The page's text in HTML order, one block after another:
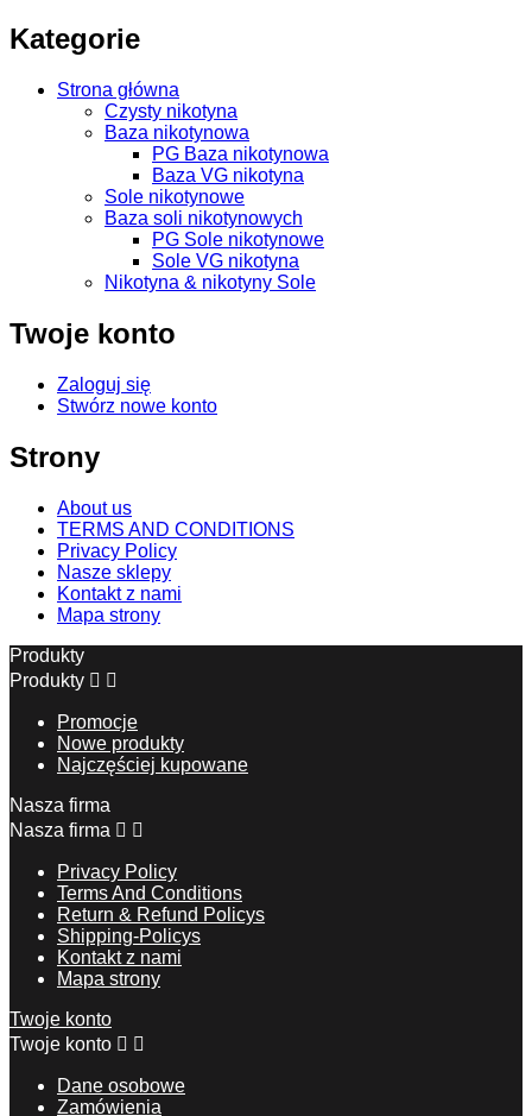
Kategorie
Strona główna
Czysty nikotyna
Baza nikotynowa
PG Baza nikotynowa
Baza VG nikotyna
Sole nikotynowe
Baza soli nikotynowych
PG Sole nikotynowe
Sole VG nikotyna
Nikotyna & nikotyny Sole
Twoje konto
Zaloguj się
Stwórz nowe konto
Strony
About us
TERMS AND CONDITIONS
Privacy Policy
Nasze sklepy
Kontakt z nami
Mapa strony
Produkty
Produkty  
Promocje
Nowe produkty
Najczęściej kupowane
Nasza firma
Nasza firma  
Privacy Policy
Terms And Conditions
Return & Refund Policys
Shipping-Policys
Kontakt z nami
Mapa strony
Twoje konto
Twoje konto  
Dane osobowe
Zamówienia